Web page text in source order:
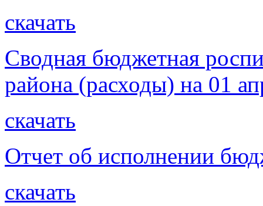
скачать
Сводная бюджетная
района (расходы) на 01
скачать
Отчет об исполнении
скачать